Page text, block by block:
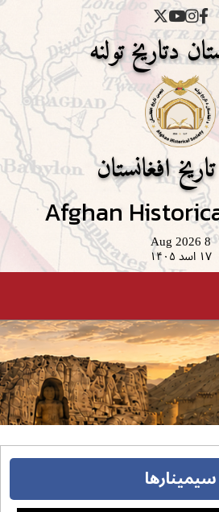
دتاریخ تولنه
افغانستان
Afghan
8 Aug 2026
۱۷ اسد ۱۴۰۵
سیمینارها